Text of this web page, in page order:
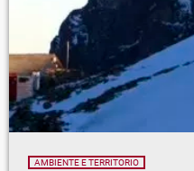
AMBIENTE E TERRITORIO